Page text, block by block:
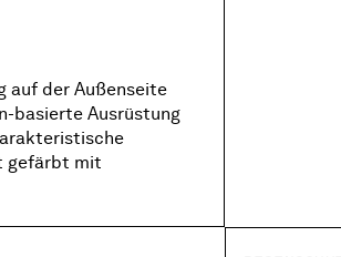
auf der Außenseite
basierte Ausrüstung
gefärbt mit